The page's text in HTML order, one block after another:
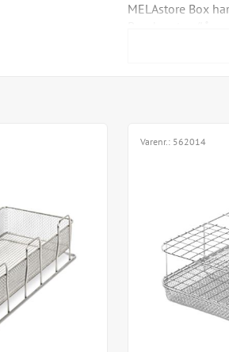
MELAstore Box
anvende filter.
MELAStore-
mål 31,2 x 19
MELAStore-
(varenr.
Varenr.: 562014